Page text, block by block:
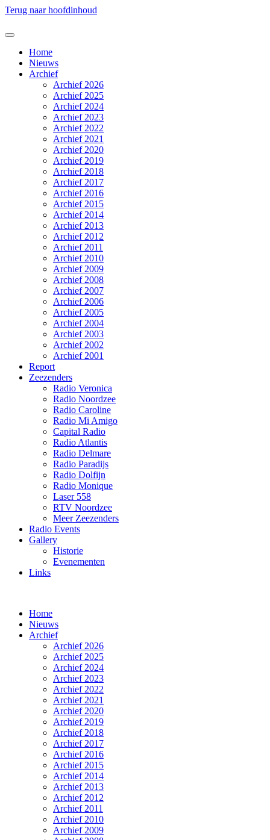
Terug naar hoofdinhoud
Home
Nieuws
Archief
Archief 2026
Archief 2025
Archief 2024
Archief 2023
Archief 2022
Archief 2021
Archief 2020
Archief 2019
Archief 2018
Archief 2017
Archief 2016
Archief 2015
Archief 2014
Archief 2013
Archief 2012
Archief 2011
Archief 2010
Archief 2009
Archief 2008
Archief 2007
Archief 2006
Archief 2005
Archief 2004
Archief 2003
Archief 2002
Archief 2001
Report
Zeezenders
Radio Veronica
Radio Noordzee
Radio Caroline
Radio Mi Amigo
Capital Radio
Radio Atlantis
Radio Delmare
Radio Paradijs
Radio Dolfijn
Radio Monique
Laser 558
RTV Noordzee
Meer Zeezenders
Radio Events
Gallery
Historie
Evenementen
Links
Home
Nieuws
Archief
Archief 2026
Archief 2025
Archief 2024
Archief 2023
Archief 2022
Archief 2021
Archief 2020
Archief 2019
Archief 2018
Archief 2017
Archief 2016
Archief 2015
Archief 2014
Archief 2013
Archief 2012
Archief 2011
Archief 2010
Archief 2009